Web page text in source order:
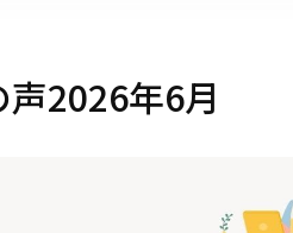
2026年6月